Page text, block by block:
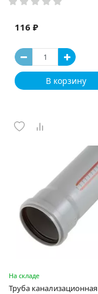
116 ₽
В корзину
На складе
Труба канализационная